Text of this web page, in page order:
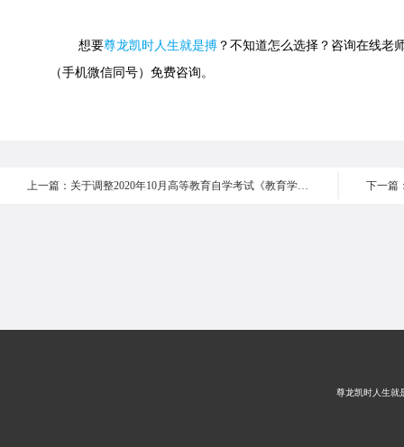
想要尊龙凯时人生就是搏 ？不知道怎么选择？咨询在线老
（手机微信同号）免费咨询。
上一篇：关于调整2020年10月高等教育自学考试《教育学原理》等课程新版考试用书启用时间的通知
尊龙凯时人生就